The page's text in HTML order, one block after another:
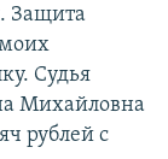
Защита
Судья
Михайловна
рублей с